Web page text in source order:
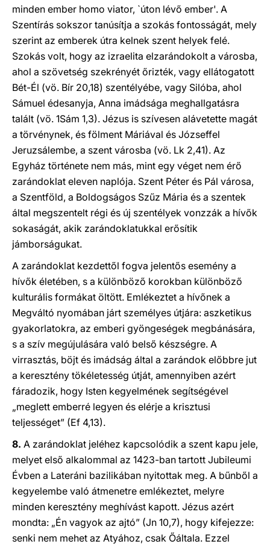
minden ember homo viator, `úton lévő ember'. A
Szentírás sokszor tanúsítja a szokás fontosságát, mely
szerint az emberek útra kelnek szent helyek felé.
Szokás volt, hogy az izraelita elzarándokolt a városba,
ahol a szövetség szekrényét őrizték, vagy ellátogatott
Bét-Él (vö. Bír 20,18) szentélyébe, vagy Silóba, ahol
Sámuel édesanyja, Anna imádsága meghallgatásra
talált (vö. 1Sám 1,3). Jézus is szívesen alávetette magát
a törvénynek, és fölment Máriával és Józseffel
Jeruzsálembe, a szent városba (vö. Lk 2,41). Az
Egyház története nem más, mint egy véget nem érő
zarándoklat eleven naplója. Szent Péter és Pál városa,
a Szentföld, a Boldogságos Szűz Mária és a szentek
által megszentelt régi és új szentélyek vonzzák a hívők
sokaságát, akik zarándoklatukkal erősítik
jámborságukat.
A zarándoklat kezdettől fogva jelentős esemény a
hívők életében, s a különböző korokban különböző
kulturális formákat öltött. Emlékeztet a hívőnek a
Megváltó nyomában járt személyes útjára: aszketikus
gyakorlatokra, az emberi gyöngeségek megbánására,
s a szív megújulására való belső készségre. A
virrasztás, böjt és imádság által a zarándok előbbre jut
a keresztény tökéletesség útját, amennyiben azért
fáradozik, hogy Isten kegyelmének segítségével
„meglett emberré legyen és elérje a krisztusi
teljességet” (Ef 4,13).
8. A zarándoklat jeléhez kapcsolódik a szent kapu jele,
melyet első alkalommal az 1423-ban tartott Jubileumi
Évben a Lateráni bazilikában nyitottak meg. A bűnből a
kegyelembe való átmenetre emlékeztet, melyre
minden keresztény meghívást kapott. Jézus azért
mondta: „Én vagyok az ajtó” (Jn 10,7), hogy kifejezze:
senki nem mehet az Atyához, csak Őáltala. Ezzel